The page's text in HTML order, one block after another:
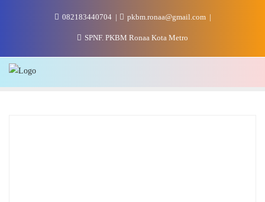
082183440704 pkbm.ronaa@gmail.com
SPNF. PKBM Ronaa Kota Metro